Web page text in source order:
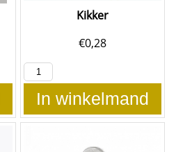
Kikker
€0,28
In winkelmand